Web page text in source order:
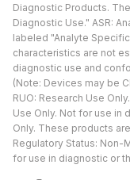
Diagnostic Products.
Diagnostic Use." ASR:
labeled "Analyte
characteristics are not
diagnostic use and
(Note: Devices may be
RUO: Research Use
Use Only. Not for use in
Only. These products
Regulatory Status:
for use in diagnostic or